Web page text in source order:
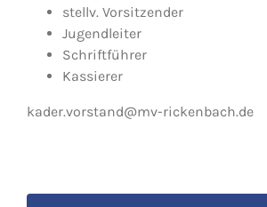
stellv. Vorsitzender
Jugendleiter
Schriftführer
Kassierer
kader.vorstand@mv-rickenbach.de